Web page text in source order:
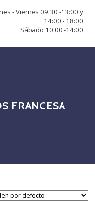
- Viernes 09:30 -13:00 y
14:00 - 18:00
Sábado 10:00 -14:00
FRANCESA